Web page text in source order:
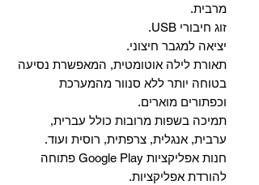
מרבית.
זוג חיבורי USB.
יציאה למגבר חיצוני.
תאורת לילה אוטומטית, המאפשרת נסיעה
בטוחה יותר ללא סנוור מהמערכת
וכפתורים מוארים.
תמיכה בשפות מרובות כולל עברית,
ערבית, אנגלית, צרפתית, רוסית ועוד.
‏חנות אפליקציות Google Play פתוחה
להורדת אפליקציות.